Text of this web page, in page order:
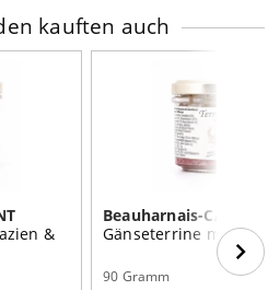
kauften auch
&
Beauharnais-
Gänseterrine mit
90 Gramm